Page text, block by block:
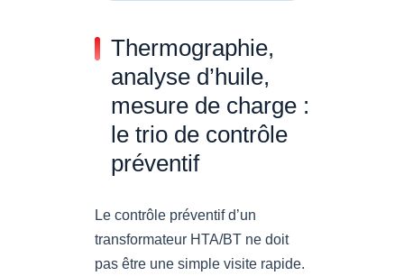
Thermographie,
analyse d’huile,
mesure de charge :
le trio de contrôle
préventif
Le contrôle préventif d’un
transformateur HTA/BT ne doit
pas être une simple visite rapide.